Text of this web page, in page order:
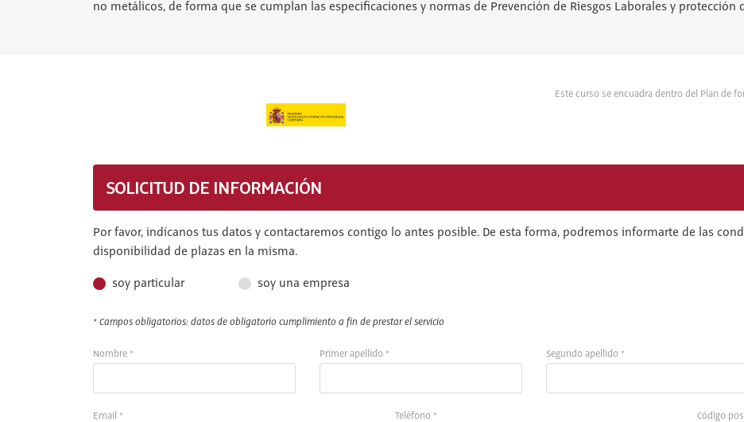
no metálicos, de forma que se cumplan las especificaciones y normas de Prevención de Riesgos Laborales y protección
Este curso se encuadra dentro del Plan de
SOLICITUD DE INFORMACIÓN
Por favor, indícanos tus datos y contactaremos contigo lo antes posible. De esta forma, podremos informarte de las
disponibilidad de plazas en la misma.
soy particular soy una empresa
* Campos obligatorios: datos de obligatorio cumplimiento a fin de prestar el servicio
Nombre * Primer apellido * Segundo apellido *
Email * Teléfono * Código